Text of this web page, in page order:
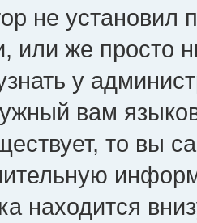
не установил
или же просто
у
вам
то вы
находится